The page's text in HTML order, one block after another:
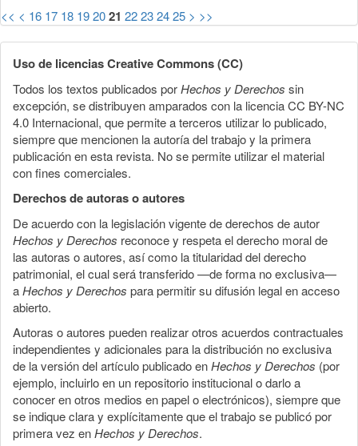
<< < 16 17 18 192021 22232425 > >>
Uso de licencias Creative Commons (CC)
Todos los textos publicados porHechos y Derechos sin
excepción, se distribuyen amparados con la licencia CC BY-NC
4.0 Internacional, que permite a terceros utilizar lo publicado,
siempre que mencionen la autoría del trabajo y la primera
publicación en esta revista. No se permite utilizar el material
con fines comerciales.
Derechos de autoras o autores
De acuerdo con la legislación vigente de derechos de autor
Hechos y Derechos reconoce y respeta el derecho moral de
las autoras o autores, así como la titularidad del derecho
patrimonial, el cual será transferido —de forma no exclusiva—
aHechos y Derechos para permitir su difusión legal en acceso
abierto.
Autoras o autores pueden realizar otros acuerdos contractuales
independientes y adicionales para la distribución no exclusiva
de la versión del artículo publicado enHechos y Derechos (por
ejemplo, incluirlo en un repositorio institucional o darlo a
conocer en otros medios en papel o electrónicos), siempre que
se indique clara y explícitamente que el trabajo se publicó por
primera vez enHechos y Derechos.